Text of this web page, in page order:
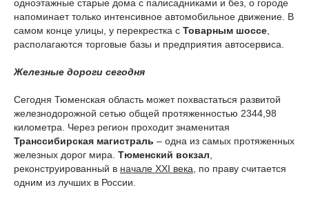
одноэтажные старые дома с палисадниками и без, о городе
напоминает только интенсивное автомобильное движение. В
самом конце улицы, у перекрестка с Товарным шоссе
располагаются торговые базы и предприятия автосервиса.
Железные дороги сегодня
Сегодня Тюменская область может похвастаться развитой
железнодорожной сетью общей протяженностью 2344,98
километра. Через регион проходит знаменитая
Транссибирская магистраль – одна из самых протяженных
железных дорог мира. Тюменский вокзал
реконструированный в начале XXI века , по праву считается
одним из лучших в России.